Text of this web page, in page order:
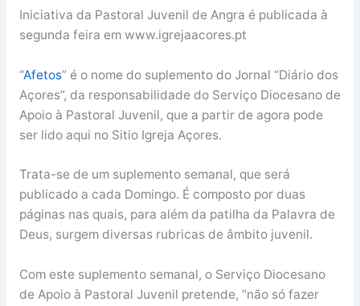
Iniciativa da Pastoral Juvenil de Angra é publicada à
segunda feira em www.igrejaacores.pt
“Afetos” é o nome do suplemento do Jornal “Diário dos
Açores”, da responsabilidade do Serviço Diocesano de
Apoio à Pastoral Juvenil, que a partir de agora pode
ser lido aqui no Sitio Igreja Açores.
Trata-se de um suplemento semanal, que será
publicado a cada Domingo. É composto por duas
páginas nas quais, para além da patilha da Palavra de
Deus, surgem diversas rubricas de âmbito juvenil.
Com este suplemento semanal, o Serviço Diocesano
de Apoio à Pastoral Juvenil pretende, “não só fazer